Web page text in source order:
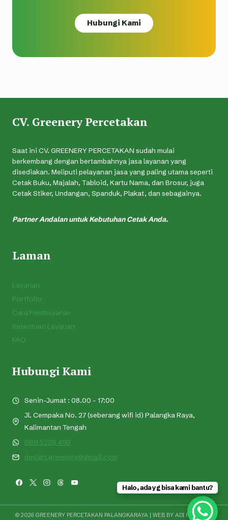
Hubungi Kami
CV. Greenery Percetakan
Saat ini CV. GREENERY PERCETAKAN sudah mulai
berkembang dengan bertambahnya jasa layanan yang
disediakan. Meliputi pelayanan jasa yang paling utama seperti
Cetak Buku, Majalah, Tabloid, Kartu Nama, dan Brosur, juga
Cetak Stiker, Undangan, Spanduk, Plakat, dan sebagainya.
Partner Andalan untuk Kebutuhan Cetak Anda.
Laman
Layanan
Portfolio
Cara Pembayaran
Ketentuan Layanan
FAQ
Hubungi Kami
Senin-Jumat : 08.00 - 17:00
Jl. Cempaka No. 27 (seberang wifi id) Palangka Raya,
Kalimantan Tengah
0811 5239 490
design.greenery@gmail.com
© 2026 GREENERY PERCETAKAN PALANGKARAYA | WEB BY ADI PRAMONO
Halo, ada yg bisa kami bantu?